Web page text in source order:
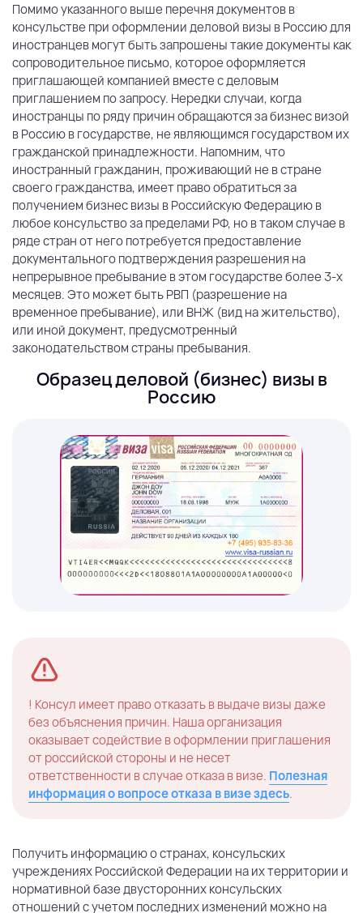
Помимо указанного выше перечня документов в
консульстве при оформлении деловой визы в Россию для
иностранцев могут быть запрошены такие документы как
сопроводительное письмо, которое оформляется
приглашающей компанией вместе с деловым
приглашением по запросу. Нередки случаи, когда
иностранцы по ряду причин обращаются за бизнес визой
в Россию в государстве, не являющимся государством их
гражданской принадлежности. Напомним, что
иностранный гражданин, проживающий не в стране
своего гражданства, имеет право обратиться за
получением бизнес визы в Российскую Федерацию в
любое консульство за пределами РФ, но в таком случае в
ряде стран от него потребуется предоставление
документального подтверждения разрешения на
непрерывное пребывание в этом государстве более 3-х
месяцев. Это может быть РВП (разрешение на
временное пребывание), или ВНЖ (вид на жительство),
или иной документ, предусмотренный
законодательством страны пребывания.
Образец деловой (бизнес) визы в
Россию
! Консул имеет право отказать в выдаче визы даже
без объяснения причин. Наша организация
оказывает содействие в оформлении приглашения
от российской стороны и не несет
ответственности в случае отказа в визе. Полезная
информация о вопросе отказа в визе здесь.
Получить информацию о странах, консульских
учреждениях Российской Федерации на их территории и
нормативной базе двусторонних консульских
отношений с учетом последних изменений можно на